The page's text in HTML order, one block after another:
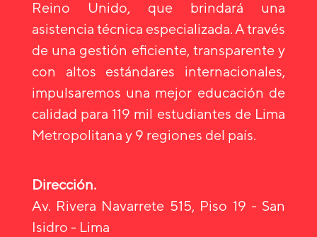
Reino Unido, que brindará una
asistencia técnica especializada. A través
de una gestión eficiente, transparente y
con altos estándares internacionales,
impulsaremos una mejor educación de
calidad para 119 mil estudiantes de Lima
Metropolitana y 9 regiones del país.
Dirección.
Av. Rivera Navarrete 515, Piso 19 - San
Isidro - Lima